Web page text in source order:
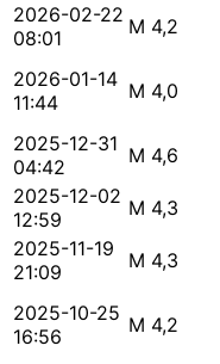
2026-02-22
08:01
M 4,2
2026-01-14
11:44
M 4,0
2025-12-31
04:42
M 4,6
2025-12-02
12:59
M 4,3
2025-11-19
21:09
M 4,3
2025-10-25
16:56
M 4,2